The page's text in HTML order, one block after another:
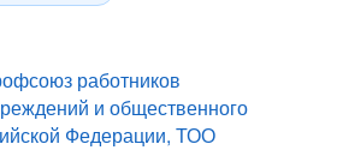
работников
и общественного
Федерации, ТОО